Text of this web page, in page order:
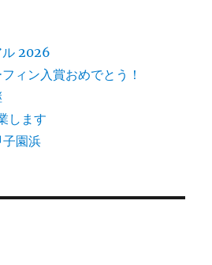
ル 2026
ィン入賞おめでとう！
します
園浜